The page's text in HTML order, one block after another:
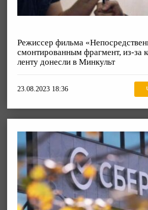
Режиссер фильма
смонтированным фрагмент, из-за
ленту донесли в Минкульт
23.08.2023 18:36